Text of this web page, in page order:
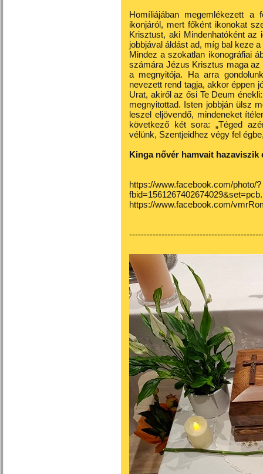
Homíliájában megemlékezett
ikonjáról, mert főként ikonokat
Krisztust, aki Mindenhatóként
jobbjával áldást ad, míg bal keze
Mindez a szokatlan ikonográfiai
számára Jézus Krisztus maga az
a megnyitója. Ha arra
nevezett rend tagja, akkor éppen
Urat, akiről az ősi Te Deum
megnyitottad. Isten jobbján ülsz
leszel eljövendő, mindeneket
következő két sora: „Téged
vélünk, Szentjeidhez végy fel
Kinga nővér hamvait hazaviszik
https://www.facebook.com/photo/?
https://www.facebook.com/